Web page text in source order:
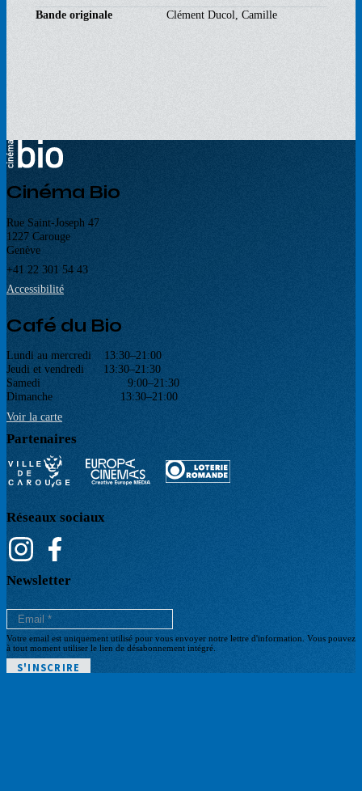
Bande originale
Clément Ducol, Camille
Cinéma Bio
Rue Saint-Joseph 47
1227 Carouge
Genève
+41 22 301 54 43
Accessibilité
Café du Bio
Lundi au mercredi 13:30–21:00
Jeudi et vendredi 13:30–21:30
Samedi 9:00–21:30
Dimanche 13:30–21:00
Voir la carte
Partenaires
Réseaux sociaux
Newsletter
Votre email est uniquement utilisé pour vous envoyer notre lettre d'information. Vous pouvez
à tout moment utiliser le lien de désabonnement intégré.